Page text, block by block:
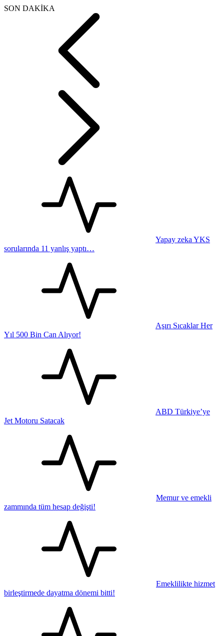
SON DAKİKA
Yapay zeka YKS
sorularında 11 yanlış yaptı…
Aşırı Sıcaklar Her
Yıl 500 Bin Can Alıyor!
ABD Türkiye’ye
Jet Motoru Satacak
Memur ve emekli
zammında tüm hesap değişti!
Emeklilikte hizmet
birleştirmede dayatma dönemi bitti!